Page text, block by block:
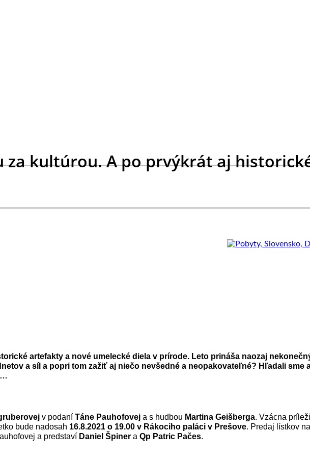
za kultúrou. A po prvýkrát aj
artefakty a nové umelecké diela v prírode. Leto prináša naozaj
a síl a popri tom zažiť aj niečo nevšedné a neopakovateľné? Hľadali sme
v podaní Táne Pauhofovej a s hudbou Martina Geišberga. Vzácna
bude nadosah 16.8.2021 o 19.00 v Rákociho paláci v Prešove. Predaj lístkov
a predstaví Daniel Špiner a Qp Patric Pačes.